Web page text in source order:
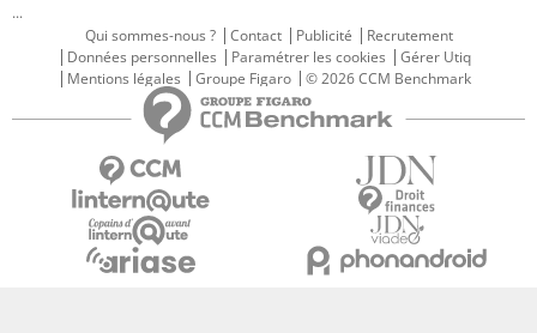
...
Qui sommes-nous ?
Contact Publicité
Recrutement
Données personnelles
Paramétrer les cookies
Gérer Utiq
Mentions légales
Groupe Figaro © 2026 CCM Benchmark